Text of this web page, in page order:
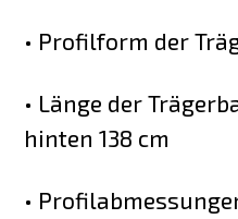
• Profilform der
• Länge der
hinten 138 cm
•